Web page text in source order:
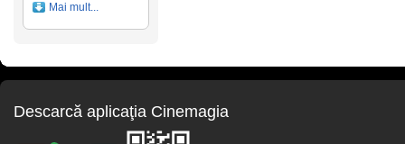
Mai mult...
Descarcă aplicaţia Cinemagia